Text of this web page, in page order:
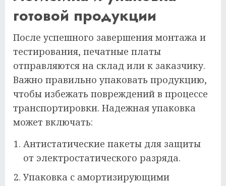
готовой продукции
После успешного завершения монтажа и
тестирования, печатные платы
отправляются на склад или к заказчику.
Важно правильно упаковать продукцию,
чтобы избежать повреждений в процессе
транспортировки. Надежная упаковка
может включать:
Антистатические пакеты для защиты
от электростатического разряда.
Упаковка с амортизирующими